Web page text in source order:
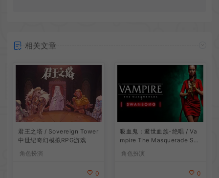
相关文章
君王之塔 / Sovereign Tower
中世纪奇幻模拟RPG游戏
角色扮演
0
吸血鬼：避世血族-绝唱 / Va
mpire The Masquerade Sw
角色扮演
0